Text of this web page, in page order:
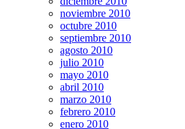
noviembre 2010
octubre 2010
septiembre 2010
agosto 2010
julio 2010
mayo 2010
abril 2010
marzo 2010
febrero 2010
enero 2010